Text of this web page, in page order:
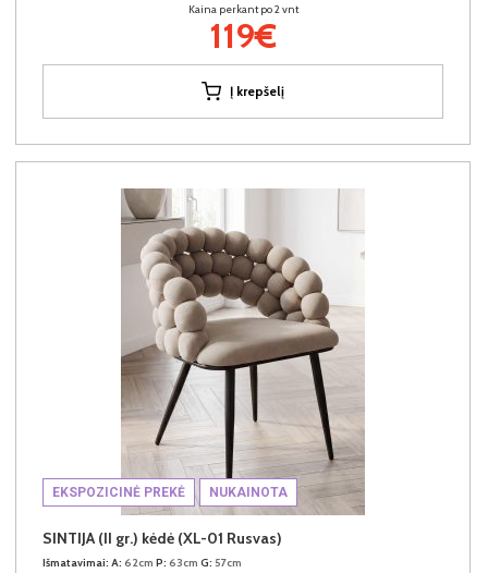
Kaina perkant po 2 vnt
119€
Į krepšelį
EKSPOZICINĖ PREKĖ NUKAINOTA
SINTIJA (II gr.) kėdė (XL-01 Rusvas)
Išmatavimai: A: 62cm P: 63cm G: 57cm